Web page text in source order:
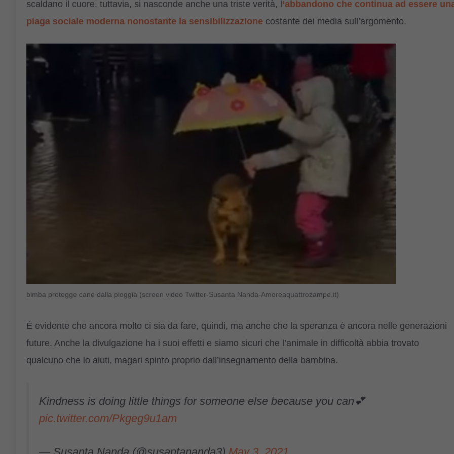
scaldano il cuore, tuttavia, si nasconde anche una triste verità, l ‘abbandono che continua ad essere
piaga sociale moderna nonostante la sensibilizzazione costante dei media sull’argomento.
bimba protegge cane dalla pioggia (screen video Twitter-Susanta Nanda-Amoreaquattrozampe.it)
È evidente che ancora molto ci sia da fare, quindi, ma anche che la speranza è ancora nelle generazioni
future. Anche la divulgazione ha i suoi effetti e siamo sicuri che l’animale in difficoltà abbia trovato
qualcuno che lo aiuti, magari spinto proprio dall’insegnamento della bambina.
Kindness is doing little things for someone else because you can💕
pic.twitter.com/Pkgeg9u1am